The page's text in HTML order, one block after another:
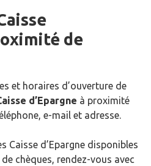
de
et horaires d’ouverture de
d’Epargne à proximité
e-mail et adresse.
Caisse d’Epargne disponibles
chèques, rendez-vous avec